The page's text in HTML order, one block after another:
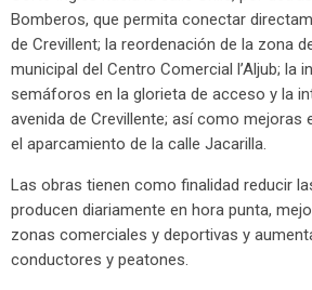
Bomberos, que permita conectar
de Crevillent; la reordenación de la zona
municipal del Centro Comercial l’Aljub; la
semáforos en la glorieta de acceso y la
avenida de Crevillente; así como mejoras
el aparcamiento de la calle Jacarilla.
Las obras tienen como finalidad reducir
producen diariamente en hora punta,
zonas comerciales y deportivas y
conductores y peatones.